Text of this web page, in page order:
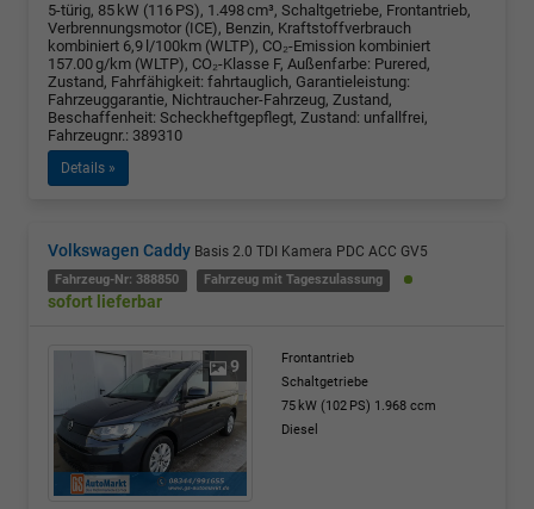
5-türig, 85 kW (116 PS), 1.498 cm³, Schaltgetriebe, Frontantrieb,
Verbrennungsmotor (ICE), Benzin, Kraftstoffverbrauch
kombiniert 6,9 l/100km (WLTP), CO₂-Emission kombiniert
157.00 g/km (WLTP), CO₂-Klasse F, Außenfarbe: Purered,
Zustand, Fahrfähigkeit: fahrtauglich, Garantieleistung:
Fahrzeuggarantie, Nichtraucher-Fahrzeug, Zustand,
Beschaffenheit: Scheckheftgepflegt, Zustand: unfallfrei,
Fahrzeugnr.: 389310
Details »
Volkswagen Caddy Basis 2.0 TDI Kamera PDC ACC GV5
Fahrzeug-Nr: 388850 Fahrzeug mit Tageszulassung
sofort lieferbar
9
Frontantrieb
Schaltgetriebe
75 kW (102 PS) 1.968 ccm
Diesel